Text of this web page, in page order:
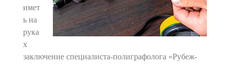
имет
ь на
рука
х
заключение специалиста-полиграфолога «Рубеж-